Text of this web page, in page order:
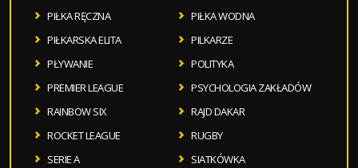
PIŁKA RĘCZNA
PIŁKA WODNA
PIŁKARSKA ELITA
PILKARZE
PŁYWANIE
POLITYKA
PREMIER LEAGUE
PSYCHOLOGIA ZAKŁADÓW
RAINBOW SIX
RAJD DAKAR
ROCKET LEAGUE
RUGBY
SERIE A
SIATKÓWKA